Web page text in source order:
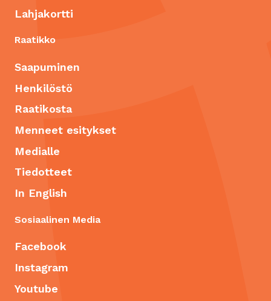
Lahjakortti
Raatikko
Saapuminen
Henkilöstö
Raatikosta
Menneet esitykset
Medialle
Tiedotteet
In English
Sosiaalinen Media
Facebook
Instagram
Youtube